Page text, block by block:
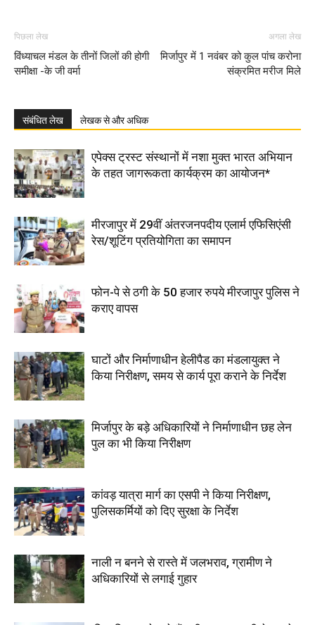
पिछला लेख
विंध्याचल मंडल के तीनों जिलों की होगी
समीक्षा -के जी वर्मा
अगला लेख
मिर्जापुर में 1 नवंबर को कुल पांच करोना
संक्रमित मरीज मिले
संबंधित लेख लेखक से और अधिक
एपेक्स ट्रस्ट संस्थानों में नशा मुक्त भारत अभियान
के तहत जागरूकता कार्यक्रम का आयोजन*
मीरजापुर में 29वीं अंतरजनपदीय एलार्म एफिसिएंसी
रेस/शूटिंग प्रतियोगिता का समापन
फोन-पे से ठगी के 50 हजार रुपये मीरजापुर पुलिस ने
कराए वापस
घाटों और निर्माणाधीन हेलीपैड का मंडलायुक्त ने
किया निरीक्षण, समय से कार्य पूरा कराने के निर्देश
मिर्जापुर के बड़े अधिकारियों ने निर्माणाधीन छह लेन
पुल का भी किया निरीक्षण
कांवड़ यात्रा मार्ग का एसपी ने किया निरीक्षण,
पुलिसकर्मियों को दिए सुरक्षा के निर्देश
नाली न बनने से रास्ते में जलभराव, ग्रामीण ने
अधिकारियों से लगाई गुहार